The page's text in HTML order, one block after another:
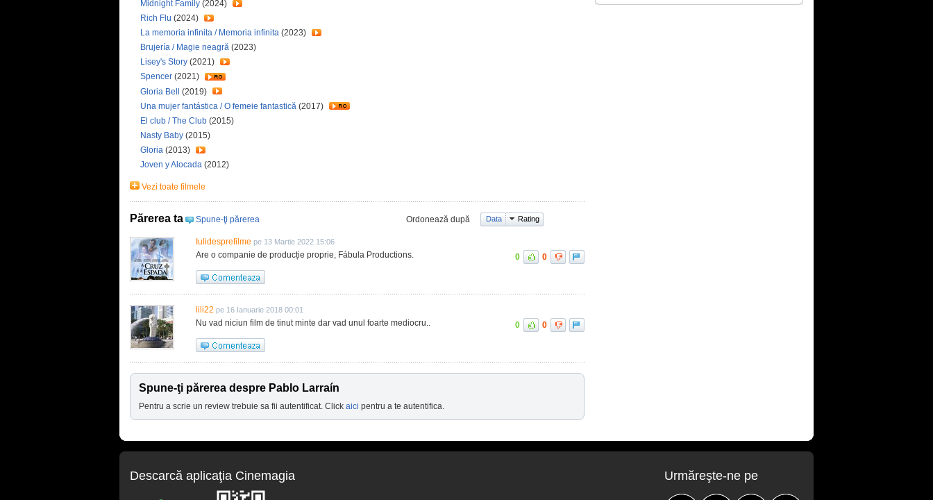
Midnight Family (2024)
Rich Flu (2024)
La memoria infinita / Memoria infinita (2023)
Brujería / Magie neagră (2023)
Lisey's Story (2021)
Spencer (2021)
Gloria Bell (2019)
Una mujer fantástica / O femeie fantastică (2017)
El club / The Club (2015)
Nasty Baby (2015)
Gloria (2013)
Joven y Alocada (2012)
Vezi toate filmele
Părerea ta Spune-ţi părerea Ordonează după Data Rating
Iulidesprefilme pe 13 Martie 2022 15:06
Are o companie de producție proprie, Fábula Productions. 0 0
lili22 pe 16 Ianuarie 2018 00:01
Nu vad niciun film de tinut minte dar vad unul foarte mediocru.. 0 0
Spune-ţi părerea despre Pablo Larraín
Pentru a scrie un review trebuie sa fii autentificat. Click aici pentru a te autentifica.
Descarcă aplicaţia Cinemagia Urmăreşte-ne pe